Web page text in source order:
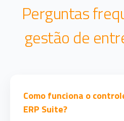
Perguntas
gestão de
Como funciona o
ERP Suite?